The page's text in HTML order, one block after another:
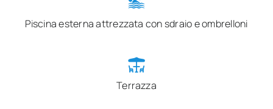
Piscina esterna attrezzata con sdraio e ombrelloni
Terrazza